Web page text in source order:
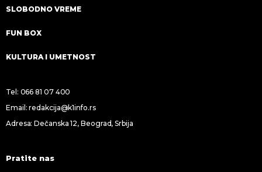
SLOBODNO VREME
FUN BOX
KULTURA I UMETNOST
Tel: 066 81 07 400
Email:redakcija@k1info.rs
Adresa: Dečanska 12, Beograd, Srbija
Pratite nas